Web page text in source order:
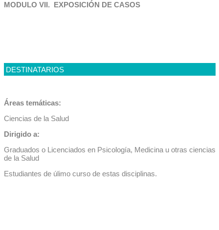
MODULO VII. EXPOSICIÓN DE CASOS
DESTINATARIOS
Áreas temáticas:
Ciencias de la Salud
Dirigido a:
Graduados o Licenciados en Psicología, Medicina u otras ciencias
de la Salud
Estudiantes de úlimo curso de estas disciplinas.